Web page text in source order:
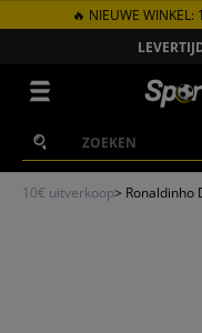
GA NAAR INHOUD
🔥 NIEUWE WINKEL:
Zoeken
Zoeken
10€ uitverkoop> Ronaldinho